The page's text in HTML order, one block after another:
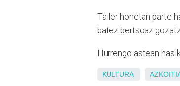
Tailer honetan parte
batez bertsoaz
Hurrengo astean
KULTURA